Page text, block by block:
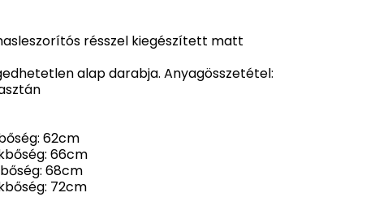
résszel kiegészített matt
alap darabja. Anyagösszetétel:
62cm
66cm
68cm
72cm